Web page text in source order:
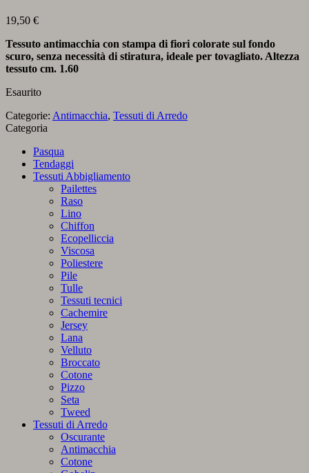
19,50 €
Tessuto antimacchia con stampa di fiori colorate sul fondo
scuro, senza necessità di stiratura, ideale per tovagliato. Altezza
tessuto cm. 1.60
Esaurito
Categorie: Antimacchia, Tessuti di Arredo
Categoria
Pasqua
Tendaggi
Tessuti Abbigliamento
Pailettes
Raso
Lino
Chiffon
Ecopelliccia
Viscosa
Poliestere
Pile
Tulle
Tessuti tecnici
Cachemire
Jersey
Lana
Velluto
Broccato
Cotone
Pizzo
Seta
Tweed
Tessuti di Arredo
Oscurante
Antimacchia
Cotone